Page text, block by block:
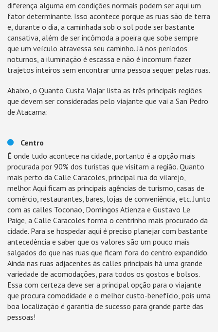
diferença alguma em condições normais podem ser aqui um
fator determinante. Isso acontece porque as ruas são de terra
e, durante o dia, a caminhada sob o sol pode ser bastante
cansativa, além de ser incômoda a poeira que sobe sempre
que um veículo atravessa seu caminho. Já nos períodos
noturnos, a iluminação é escassa e não é incomum fazer
trajetos inteiros sem encontrar uma pessoa sequer pelas ruas.
Abaixo, o Quanto Custa Viajar lista as três principais regiões
que devem ser consideradas pelo viajante que vai a San Pedro
de Atacama:
Centro
É onde tudo acontece na cidade, portanto é a opção mais
procurada por 90% dos turistas que visitam a região. Quanto
mais perto da Calle Caracoles, principal rua do vilarejo,
melhor. Aqui ficam as principais agências de turismo, casas de
comércio, restaurantes, bares, lojas de conveniência, etc. Junto
com as calles Toconao, Domingos Atienza e Gustavo Le
Paige, a Calle Caracoles forma o centrinho mais procurado da
cidade. Para se hospedar aqui é preciso planejar com bastante
antecedência e saber que os valores são um pouco mais
salgados do que nas ruas que ficam fora do centro expandido.
Ainda nas ruas adjacentes às calles principais há uma grande
variedade de acomodações, para todos os gostos e bolsos.
Essa com certeza deve ser a principal opção para o viajante
que procura comodidade e o melhor custo-benefício, pois uma
boa localização é garantia de sucesso para grande parte das
pessoas!